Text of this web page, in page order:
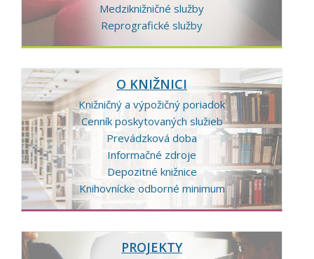
Medziknižničné služby
Reprografické služby
O KNIŽNICI
Knižničný a výpožičný poriadok
Cenník poskytovaných služieb
Prevádzková doba
Informačné zdroje
Depozitné knižnice
Knihovnícke odborné minimum
PROJEKTY